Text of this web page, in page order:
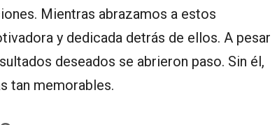
Mientras abrazamos a estos
y dedicada detrás de ellos. A pesar
deseados se abrieron paso. Sin él,
tan memorables.